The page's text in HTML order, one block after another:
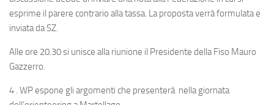
esprime il parere contrario alla tassa. La proposta verrà formulata e
inviata daSZ.
Alle ore 20.30 si unisce alla riunione il Presidente della Fiso Mauro
Gazzerro.
4 . WPespone gli argomenti che presenterà nella giornata